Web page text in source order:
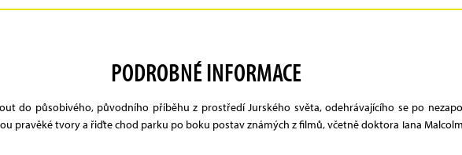
PODROBNÉ INFORMACE
do působivého, původního příběhu z prostředí Jurského světa, odehrávajícího se po
pravěké tvory a řiďte chod parku po boku postav známých z filmů, včetně doktora Iana